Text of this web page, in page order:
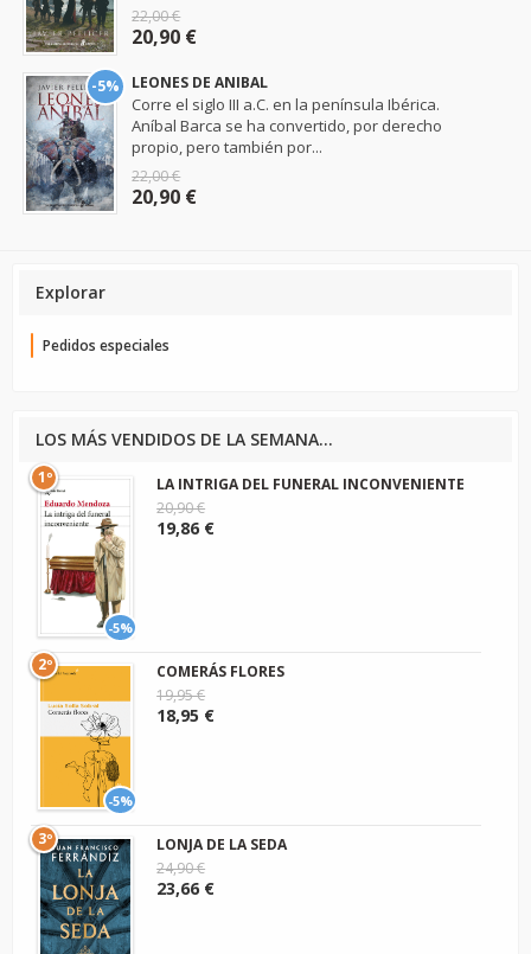
22,00 €
20,90 €
-5% LEONES DE ANIBAL
Corre el siglo III a.C. en la península Ibérica.
Aníbal Barca se ha convertido, por derecho
propio, pero también por...
22,00 €
20,90 €
Explorar
Pedidos especiales
LOS MÁS VENDIDOS DE LA SEMANA...
-5%
1º
LA INTRIGA DEL FUNERAL INCONVENIENTE
20,90 €
19,86 €
-5%
2º
COMERÁS FLORES
19,95 €
18,95 €
3º
LONJA DE LA SEDA
24,90 €
23,66 €